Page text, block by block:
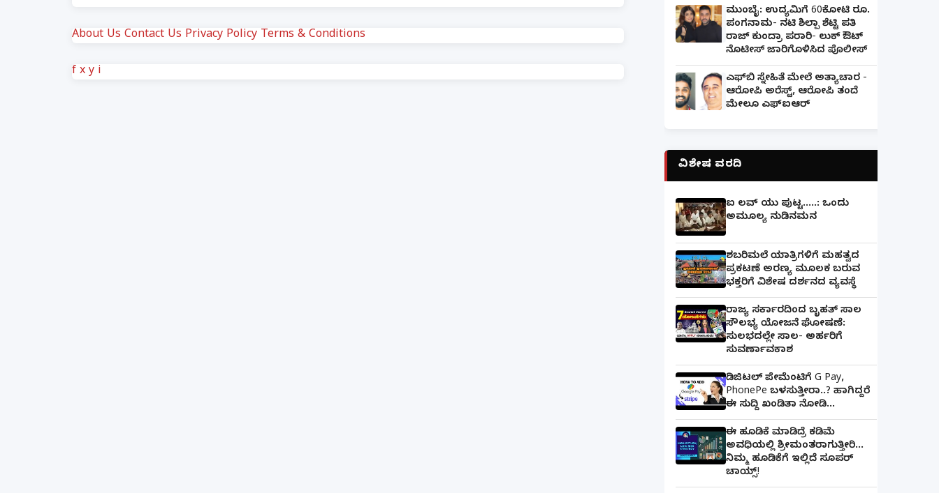
About Us Contact Us Privacy Policy Terms & Conditions
f x y i
ಮುಂಬೈ: ಉದ್ಯಮಿಗೆ 60ಕೋಟಿ ರೂ.
ಪಂಗನಾಮ- ನಟಿ ಶಿಲ್ಪಾ ಶೆಟ್ಟಿ ಪತಿ
ರಾಜ್ ಕುಂದ್ರಾ ಪರಾರಿ- ಲುಕ್ ಔಟ್
ನೊಟೀಸ್ ಜಾರಿಗೊಳಿಸಿದ ಪೊಲೀಸ್
ಎಫ್‌ಬಿ ಸ್ನೇಹಿತೆ ಮೇಲೆ ಅತ್ಯಾಚಾರ -
ಆರೋಪಿ ಅರೆಸ್ಟ್, ಆರೋಪಿ ತಂದೆ
ಮೇಲೂ ಎಫ್ಐಆರ್
ವಿಶೇಷ ವರದಿ
ಐ ಲವ್ ಯು ಪುಟ್ಟ.....: ಒಂದು
ಅಮೂಲ್ಯ ನುಡಿನಮನ
ಶಬರಿಮಲೆ ಯಾತ್ರಿಗಳಿಗೆ ಮಹತ್ವದ
ಪ್ರಕಟಣೆ ಅರಣ್ಯ ಮೂಲಕ ಬರುವ
ಭಕ್ತರಿಗೆ ವಿಶೇಷ ದರ್ಶನದ ವ್ಯವಸ್ಥೆ
ರಾಜ್ಯ ಸರ್ಕಾರದಿಂದ ಬೃಹತ್ ಸಾಲ
ಸೌಲಭ್ಯ ಯೋಜನೆ ಘೋಷಣೆ:
ಸುಲಭದಲ್ಲೇ ಸಾಲ- ಅರ್ಹರಿಗೆ
ಸುವರ್ಣಾವಕಾಶ
ಡಿಜಿಟಲ್ ಪೇಮೆಂಟಿಗೆ G Pay,
PhonePe ಬಳಸುತ್ತೀರಾ..? ಹಾಗಿದ್ದರೆ
ಈ ಸುದ್ದಿ ಖಂಡಿತಾ ನೋಡಿ...
ಈ ಹೂಡಿಕೆ ಮಾಡಿದ್ರೆ ಕಡಿಮೆ
ಅವಧಿಯಲ್ಲಿ ಶ್ರೀಮಂತರಾಗುತ್ತೀರಿ...
ನಿಮ್ಮ ಹೂಡಿಕೆಗೆ ಇಲ್ಲಿದೆ ಸೂಪರ್
ಚಾಯ್ಸ್‌!